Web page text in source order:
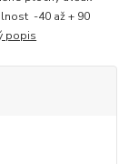
-40 až + 90
popis